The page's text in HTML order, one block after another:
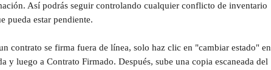
Así podrás seguir controlando cualquier conflicto de inventario
pueda estar pendiente.
contrato se firma fuera de línea, solo haz clic en "cambiar estado" en
y luego a Contrato Firmado. Después, sube una copia escaneada del